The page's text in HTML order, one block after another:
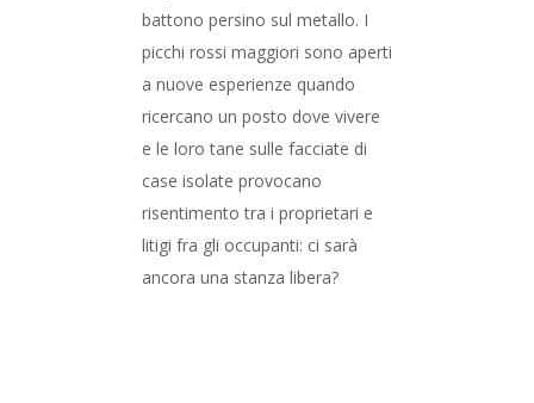
battono persino sul metallo. I
picchi rossi maggiori sono aperti
a nuove esperienze quando
ricercano un posto dove vivere
e le loro tane sulle facciate di
case isolate provocano
risentimento tra i proprietari e
litigi fra gli occupanti: ci sarà
ancora una stanza libera?